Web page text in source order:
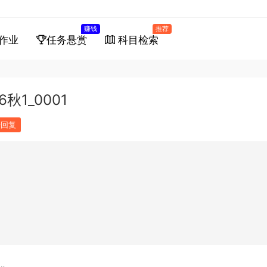
业 任务悬赏
赚钱
科目检索
推荐
1_0001
复